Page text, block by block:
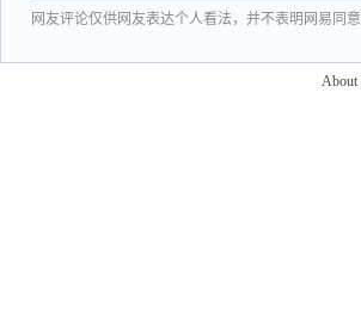
网友评论仅供网友表达个人看法，并不表明网易同
About